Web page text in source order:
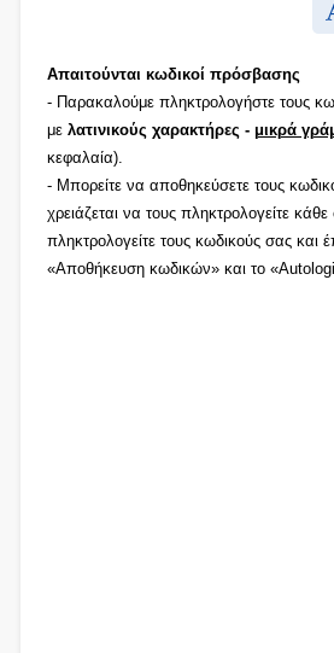
Απαιτούνται κωδικοί πρόσβασης
- Παρακαλούμε πληκτρολογήστε τους
με λατινικούς χαρακτήρες - μικρά
κεφαλαία).
- Μπορείτε να αποθηκεύσετε τους
χρειάζεται να τους πληκτρολογείτε
πληκτρολογείτε τους κωδικούς σας και
«Αποθήκευση κωδικών» και το